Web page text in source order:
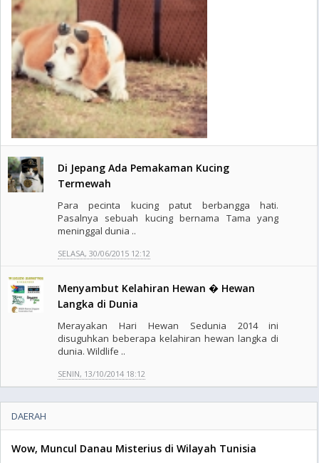
Di Jepang Ada Pemakaman Kucing
Termewah
Para pecinta kucing patut berbangga hati.
Pasalnya sebuah kucing bernama Tama yang
meninggal dunia ..
SELASA, 30/06/2015 12:12
Menyambut Kelahiran Hewan � Hewan
Langka di Dunia
Merayakan Hari Hewan Sedunia 2014 ini
disuguhkan beberapa kelahiran hewan langka di
dunia. Wildlife ..
SENIN, 13/10/2014 18:12
DAERAH
Wow, Muncul Danau Misterius di Wilayah Tunisia